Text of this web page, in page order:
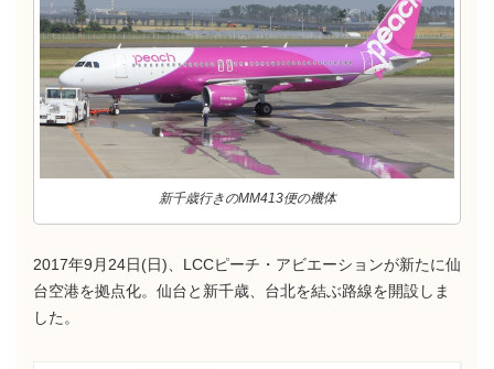
新千歳行きのMM413便の機体
2017年9月24日(日)、LCCピーチ・アビエーションが新たに仙
台空港を拠点化。仙台と新千歳、台北を結ぶ路線を開設しま
した。